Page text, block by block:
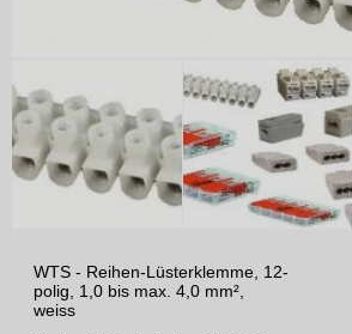
WTS - Reihen-Lüsterklemme, 12-
polig, 1,0 bis max. 4,0 mm²,
weiss